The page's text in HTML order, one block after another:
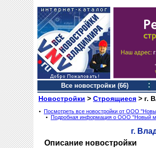
Все новостройки (66)
Новостройки > Строящиеся > г.
• Посмотреть все новостройки от ООО
• Подробная информация о ООО "Новый
г.
Описание новостройки